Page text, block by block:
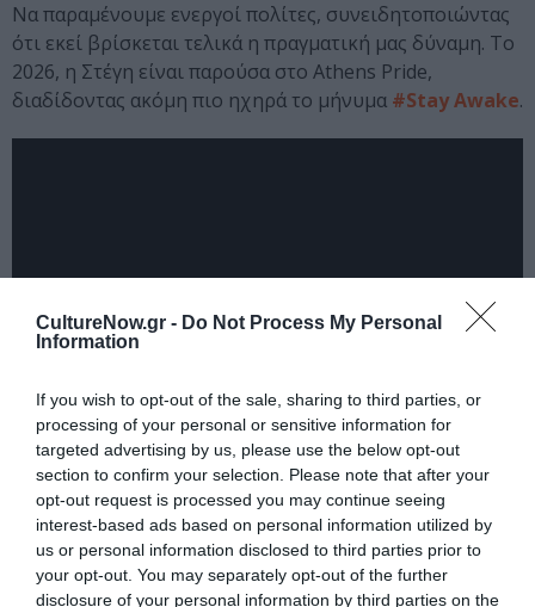
CultureNow.gr - Do Not Process My Personal
Information
If you wish to opt-out of the sale, sharing to third parties, or
processing of your personal or sensitive information for
targeted advertising by us, please use the below opt-out
section to confirm your selection. Please note that after your
opt-out request is processed you may continue seeing
interest-based ads based on personal information utilized by
us or personal information disclosed to third parties prior to
your opt-out. You may separately opt-out of the further
disclosure of your personal information by third parties on the
Να παραμένουμε ενεργοί πολίτες, συνειδητοποιώντας
ότι εκεί βρίσκεται τελικά η πραγματική μας δύναμη. To
2026, η Στέγη είναι παρούσα στο Athens Pride,
διαδίδοντας ακόμη πιο ηχηρά το μήνυμα #Stay Awake.
Ταυτότητα
Περισσότερες πληροφορίες: onassis.org
Ακολουθήστε το Culturenow.gr στοGoogle Newsκαι